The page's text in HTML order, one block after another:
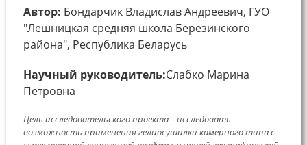
Автор: Бондарчик Владислав Андреевич, ГУО
"Лешницкая средняя школа Березинского
района", Республика Беларусь
Научный руководитель:Слабко Марина
Петровна
Цель исследовательского проекта – исследовать
возможность применения гелиосушилки камерного типа с